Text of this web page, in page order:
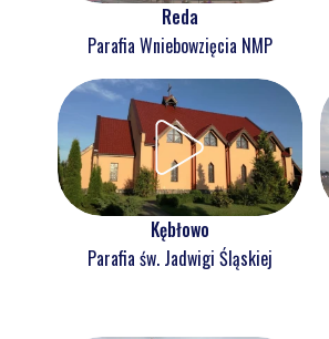
Reda
Parafia Wniebowzięcia NMP
Kębłowo
Parafia św. Jadwigi Śląskiej